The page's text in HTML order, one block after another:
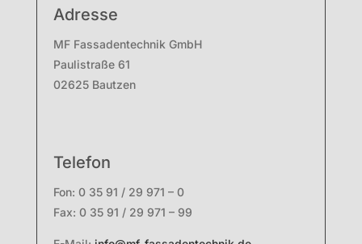
Adresse
MF Fassadentechnik GmbH
Paulistraße 61
02625 Bautzen
Telefon
Fon: 0 35 91 / 29 971 – 0
Fax: 0 35 91 / 29 971 – 99